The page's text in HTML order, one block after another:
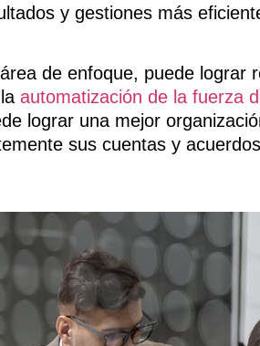
y gestiones más
de enfoque, puede lograr
automatización de la fuerza
lograr una mejor
sus cuentas y